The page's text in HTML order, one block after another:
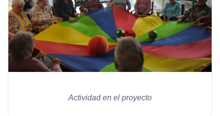
Actividad en el proyecto